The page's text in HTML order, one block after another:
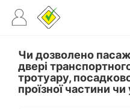
Чи дозволено
двері
тротуару,
проїзної частини чи